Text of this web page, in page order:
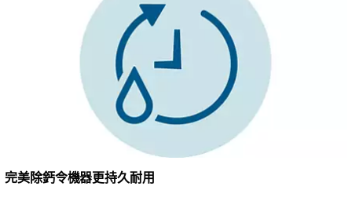
完美除鈣令機器更持久耐用